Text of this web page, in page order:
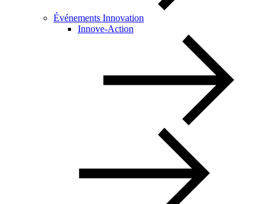
Événements Innovation
Innove-Action